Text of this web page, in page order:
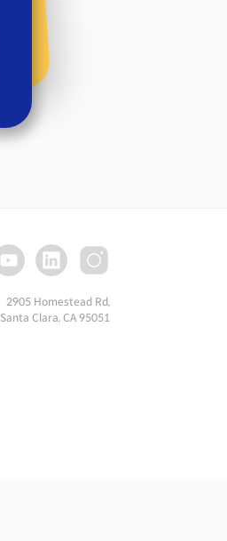
2905 Homestead Rd,
Santa Clara, CA 95051